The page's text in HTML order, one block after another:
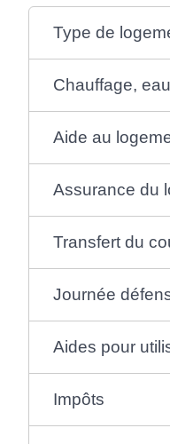
Type de
Chauffage,
Aide au
Assurance du
Transfert du
Journée
Aides pour
Impôts